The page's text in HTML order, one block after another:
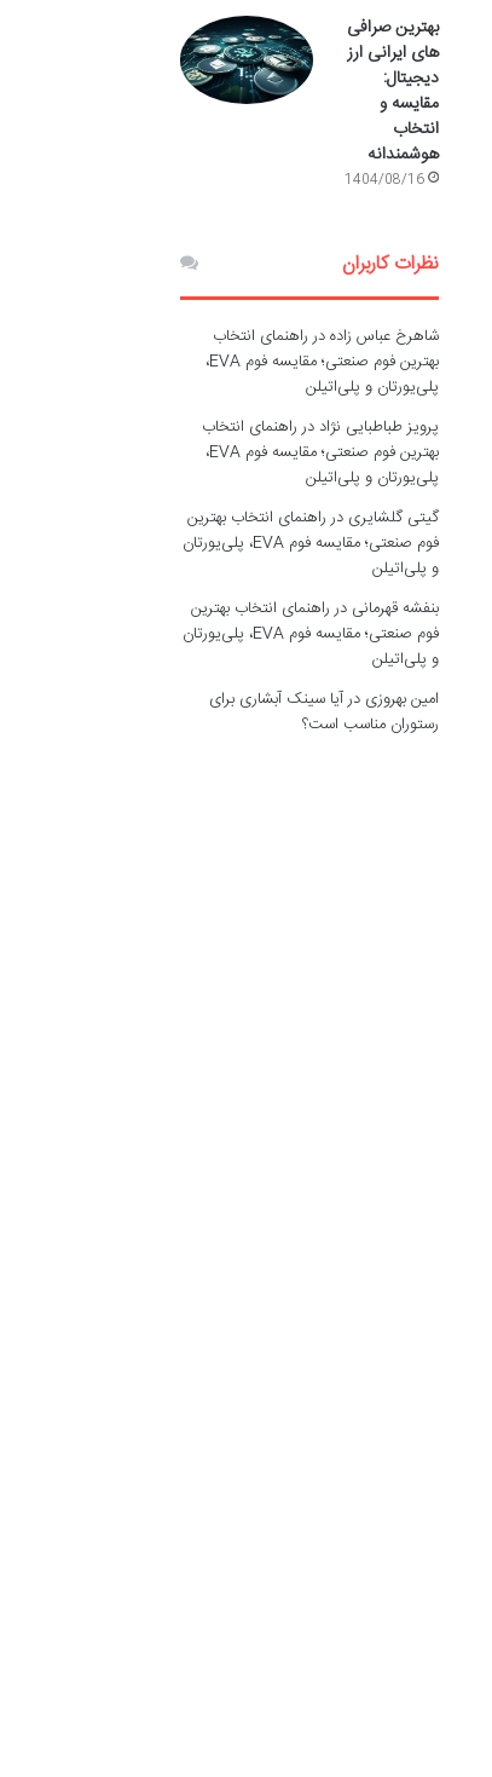
بهترین صرافی
های ایرانی ارز
دیجیتال:
مقایسه و
انتخاب
هوشمندانه
1404/08/16
نظرات کاربران
شاهرخ عباس زادهدرراهنمای انتخاب
بهترین فوم صنعتی؛ مقایسه فوم EVA،
پلی‌یورتان و پلی‌اتیلن
پرویز طباطبایی نژاد درراهنمای انتخاب
بهترین فوم صنعتی؛ مقایسه فوم EVA،
پلی‌یورتان و پلی‌اتیلن
گیتی گلشایری درراهنمای انتخاب بهترین
فوم صنعتی؛ مقایسه فوم EVA، پلی‌یورتان
و پلی‌اتیلن
بنفشه قهرمانی درراهنمای انتخاب بهترین
فوم صنعتی؛ مقایسه فوم EVA، پلی‌یورتان
و پلی‌اتیلن
امین بهروزی درآیا سینک آبشاری برای
رستوران مناسب است؟